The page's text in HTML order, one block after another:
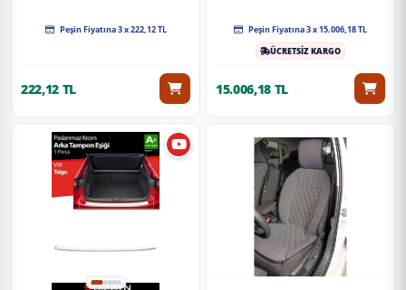
Peşin Fiyatına 3 x 222,12 TL
222,12 TL
Peşin Fiyatına 3 x 15.006,18 TL
ÜCRETSİZ KARGO
15.006,18 TL